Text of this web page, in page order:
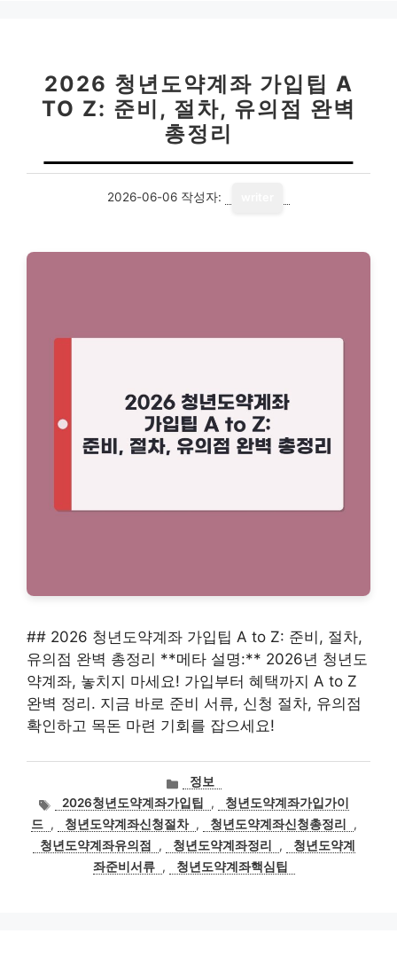
2026 청년도약계좌 가입팁 A
TO Z: 준비, 절차, 유의점 완벽
총정리
2026-06-06 작성자:
## 2026 청년도약계좌 가입팁 A to Z: 준비, 절차,
유의점 완벽 총정리 **메타 설명:** 2026년 청년도
약계좌, 놓치지 마세요! 가입부터 혜택까지 A to Z
완벽 정리. 지금 바로 준비 서류, 신청 절차, 유의점
확인하고 목돈 마련 기회를 잡으세요!
카
테
고
리
정보
태
그
2026청년도약계좌가입팁 ,
청년도약계좌가입가이
드 , 청년도약계좌신청절차 , 청년도약계좌신청총정리
,
청년도약계좌유의점
, 청년도약계좌정리 ,
청년도약계
좌준비서류 , 청년도약계좌핵심팁